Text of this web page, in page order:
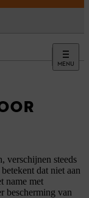
MENU
verschijnen steeds
dat niet aan
name met
bescherming van